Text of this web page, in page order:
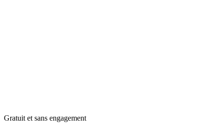
Gratuit et sans engagement